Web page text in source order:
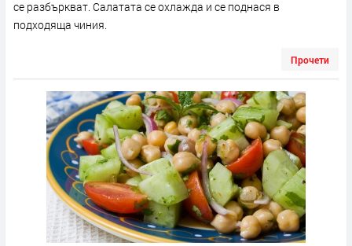
се разбъркват. Салатата се охлажда и се поднася в
подходяща чиния.
Прочети